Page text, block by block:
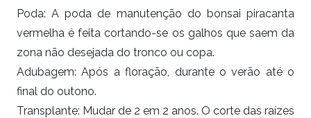
Poda: A poda de manutenção do bonsai piracanta
vermelha é feita cortando-se os galhos que saem da
zona não desejada do tronco ou copa.
Adubagem: Após a floração, durante o verão até o
final do outono.
Transplante: Mudar de 2 em 2 anos. O corte das raízes